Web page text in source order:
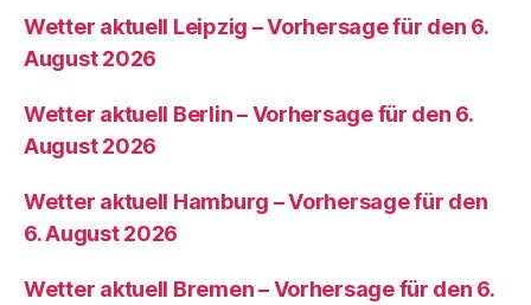
Wetter aktuell Leipzig – Vorhersage für den 6.
August 2026
Wetter aktuell Berlin – Vorhersage für den 6.
August 2026
Wetter aktuell Hamburg – Vorhersage für den
6. August 2026
Wetter aktuell Bremen – Vorhersage für den 6.